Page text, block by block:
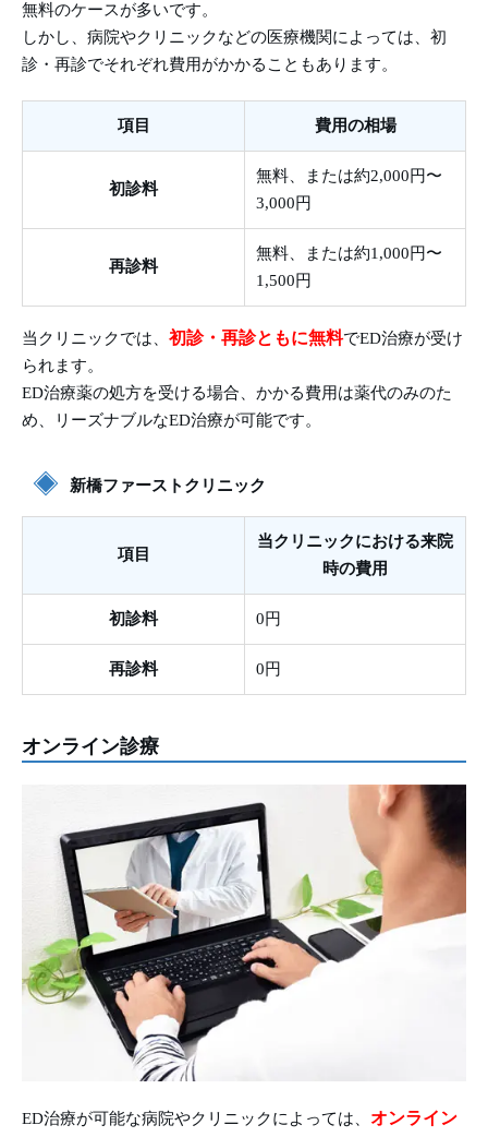
無料のケースが多いです。
しかし、病院やクリニックなどの医療機関によっては、初
診・再診でそれぞれ費用がかかることもあります。
項目 費用の相場
初診料
無料、または約2,000円〜
3,000円
再診料
無料、または約1,000円〜
1,500円
当クリニックでは、 初診・再診ともに無料でED治療が受け
られます。
ED治療薬の処方を受ける場合、かかる費用は薬代のみのた
め、リーズナブルなED治療が可能です。
新橋ファーストクリニック
項目
当クリニックにおける来院
時の費用
初診料 0円
再診料 0円
オンライン診療
ED治療が可能な病院やクリニックによっては、 オンライン